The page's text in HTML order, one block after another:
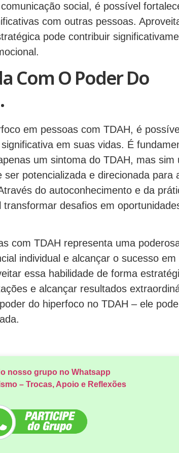
social, é possível
com outras pessoas.
pode contribuir
Com O Poder Do
em pessoas com TDAH, é
em suas vidas. É
um sintoma do TDAH, mas sim
potencializada e direcionada para
do autoconhecimento e da
desafios em
com TDAH representa uma
individual e alcançar o sucesso em
essa habilidade de forma
e alcançar resultados
do hiperfoco no TDAH – ele
nosso grupo no Whatsapp
– Trocas, Apoio e Reflexões